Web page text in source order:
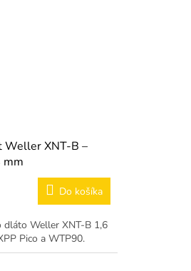
Weller XNT-B –
mm
Do košíka
dláto Weller XNT-B 1,6
Pico a WTP90.